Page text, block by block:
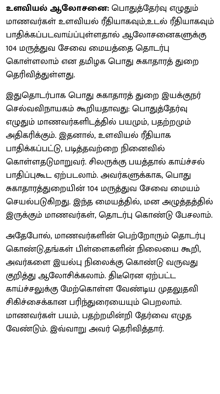
உளவியல் ஆலோசனை:பொதுத்தேர்வு எழுதும்
மாணவர்கள் உளவியல் ரீதியாகவும்,உடல் ரீதியாகவும்
பாதிக்கப்படவாய்ப்புள்ளதால் ஆலோசனைகளுக்கு
104 மருத்துவ சேவை மையத்தை தொடர்பு
கொள்ளலாம் என தமிழக பொது சுகாதாரத் துறை
தெரிவித்துள்ளது.
இதுதொடர்பாக பொது சுகாதாரத் துறை இயக்குநர்
செல்வவிநாயகம் கூறியதாவது: பொதுத்தேர்வு
எழுதும் மாணவர்களிடத்தில் பயமும், பதற்றமும்
அதிகரிக்கும். இதனால், உளவியல் ரீதியாக
பாதிக்கப்பட்டு, படித்தவற்றை நினைவில்
கொள்ளதடுமாறுவர். சிலருக்கு பயத்தால் காய்ச்சல்
பாதிப்புகூட ஏற்படலாம். அவர்களுக்காக, பொது
சுகாதாரத்துறையின் 104 மருத்துவ சேவை மையம்
செயல்படுகிறது. இந்த மையத்தில், மன அழுத்தத்தில்
இருக்கும் மாணவர்கள், தொடர்பு கொண்டு பேசலாம்.
அதேபோல், மாணவர்களின் பெற்றோரும் தொடர்பு
கொண்டு,தங்கள் பிள்ளைகளின் நிலையை கூறி,
அவர்களை இயல்பு நிலைக்கு கொண்டு வருவது
குறித்து ஆலோசிக்கலாம். திடீரென ஏற்பட்ட
காய்ச்சலுக்கு மேற்கொள்ள வேண்டிய முதலுதவி
சிகிச்சைக்கான பரிந்துரையையும் பெறலாம்.
மாணவர்கள் பயம், பதற்றமின்றி தேர்வை எழுத
வேண்டும். இவ்வாறு அவர் தெரிவித்தார்.